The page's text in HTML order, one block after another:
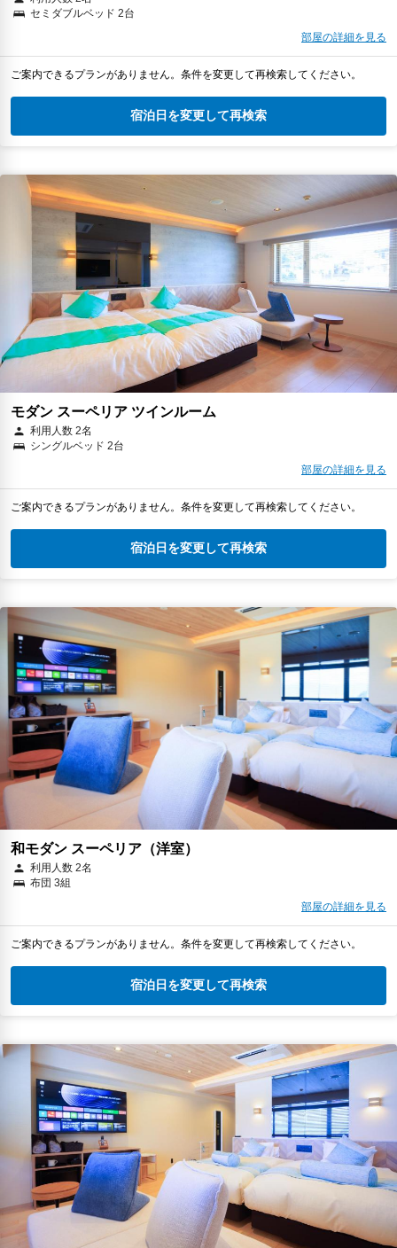
セミダブルベッド 2台
部屋の詳細を見る
ご案内できるプランがありません。条件を変更して再検索してください。
宿泊日を変更して再検索
モダン スーペリア ツインルーム
利用人数 2名
シングルベッド 2台
部屋の詳細を見る
ご案内できるプランがありません。条件を変更して再検索してください。
宿泊日を変更して再検索
和モダン スーペリア（洋室）
利用人数 2名
布団 3組
部屋の詳細を見る
ご案内できるプランがありません。条件を変更して再検索してください。
宿泊日を変更して再検索